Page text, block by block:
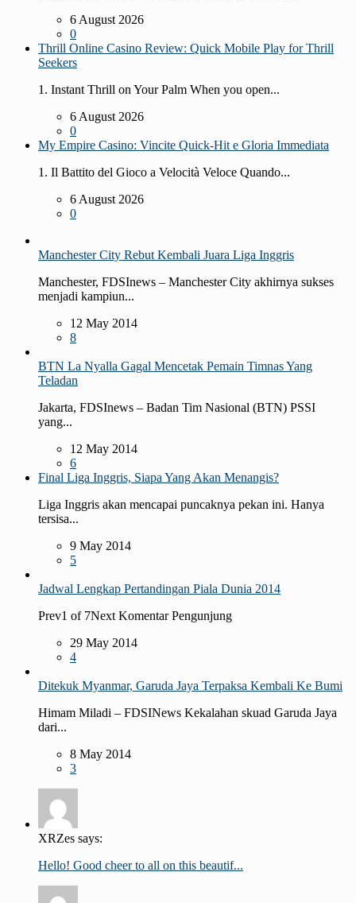
6 August 2026
0
Thrill Online Casino Review: Quick Mobile Play for Thrill
Seekers
1. Instant Thrill on Your Palm When you open...
6 August 2026
0
My Empire Casino: Vincite Quick‑Hit e Gloria Immediata
1. Il Battito del Gioco a Velocità Veloce Quando...
6 August 2026
0
Manchester City Rebut Kembali Juara Liga Inggris
Manchester, FDSInews – Manchester City akhirnya sukses
menjadi kampiun...
12 May 2014
8
BTN La Nyalla Gagal Mencetak Pemain Timnas Yang
Teladan
Jakarta, FDSInews – Badan Tim Nasional (BTN) PSSI
yang...
12 May 2014
6
Final Liga Inggris, Siapa Yang Akan Menangis?
Liga Inggris akan mencapai puncaknya pekan ini. Hanya
tersisa...
9 May 2014
5
Jadwal Lengkap Pertandingan Piala Dunia 2014
Prev1 of 7Next Komentar Pengunjung
29 May 2014
4
Ditekuk Myanmar, Garuda Jaya Terpaksa Kembali Ke Bumi
Himam Miladi – FDSINews Kekalahan skuad Garuda Jaya
dari...
8 May 2014
3
XRZes says:
Hello! Good cheer to all on this beautif...